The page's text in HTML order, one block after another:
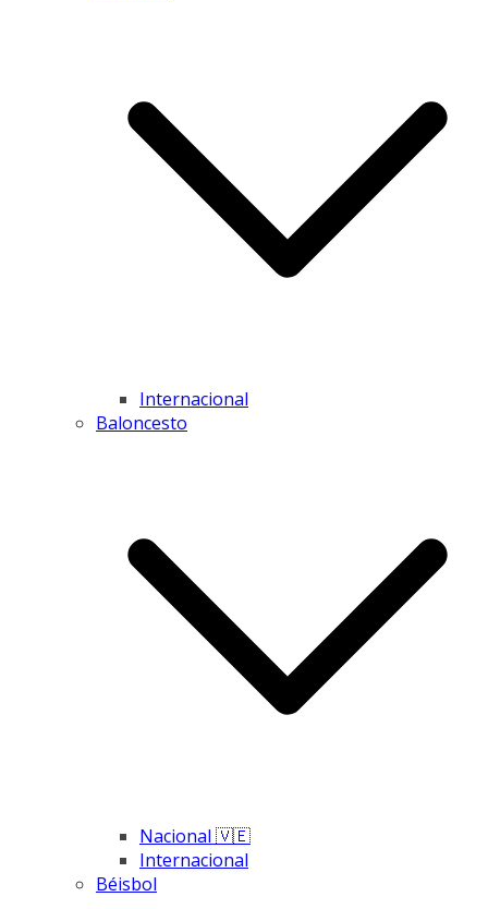
Internacional
Baloncesto
Nacional 🇻🇪
Internacional
Béisbol